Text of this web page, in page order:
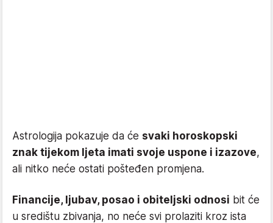
Astrologija pokazuje da će svaki horoskopski
znak tijekom ljeta imati svoje uspone i izazove,
ali nitko neće ostati pošteđen promjena.
Financije, ljubav, posao i obiteljski odnosi bit će
u središtu zbivanja, no neće svi prolaziti kroz ista